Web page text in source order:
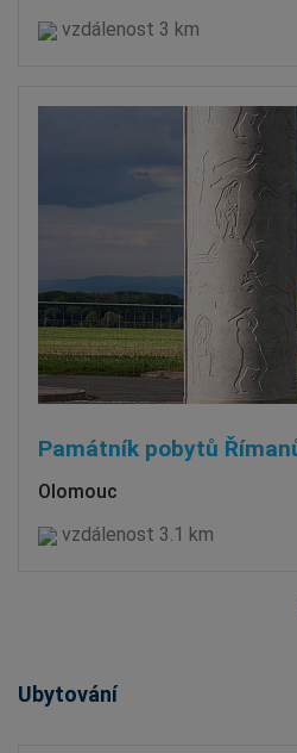
vzdálenost 3 km
Památník pobytů
Olomouc
vzdálenost 3.1 km
Ubytování